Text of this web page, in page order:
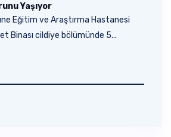
Yaşıyor
Eğitim ve Araştırma Hastanesi
Binası cildiye bölümünde 5...